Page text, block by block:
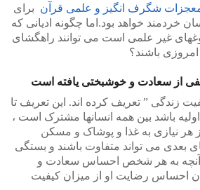
شگرف انگیز و علمی قرآن برای
خردمند خواهد بود.اما چگونه ادیانی که
غیر علمی است می توانند راهگشای
باشند؟
از سعادت و خوشبختی یافته است
زندگی ” تعریف کرده اند. این تعریف تا
اولیه باشد بین همه انسانها مشترک است ،
هر نیازی به غذا و پوشاک و مسکن
بعدی می تواند متفاوت باشند و بستگی
آنچه به هر شخص احساس سعادت و
احساس رضایت او از میزان کیفیت